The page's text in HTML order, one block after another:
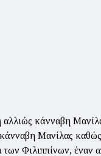
αλλιώς κάνναβη
Μανίλας καθώς
Φιλιππίνων,